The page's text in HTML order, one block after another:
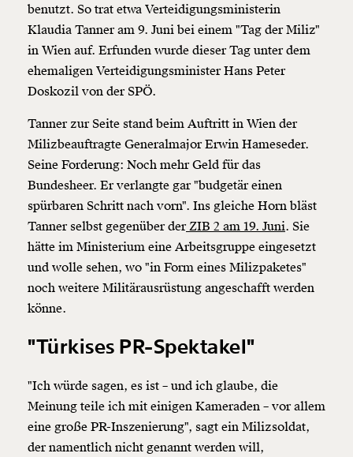
benutzt. So trat etwa Verteidigungsministerin
Klaudia Tanner am 9. Juni bei einem "Tag der Miliz"
in Wien auf. Erfunden wurde dieser Tag unter dem
ehemaligen Verteidigungsminister Hans Peter
Doskozil von der SPÖ.
Tanner zur Seite stand beim Auftritt in Wien der
Milizbeauftragte Generalmajor Erwin Hameseder.
Seine Forderung: Noch mehr Geld für das
Bundesheer. Er verlangte gar "budgetär einen
spürbaren Schritt nach vorn". Ins gleiche Horn bläst
Tanner selbst gegenüber derZIB 2 am 19. Juni. Sie
hätte im Ministerium eine Arbeitsgruppe eingesetzt
und wolle sehen, wo "in Form eines Milizpaketes"
noch weitere Militärausrüstung angeschafft werden
könne.
"Türkises PR-Spektakel"
"Ich würde sagen, es ist – und ich glaube, die
Meinung teile ich mit einigen Kameraden – vor allem
eine große PR-Inszenierung", sagt ein Milizsoldat,
der namentlich nicht genannt werden will,